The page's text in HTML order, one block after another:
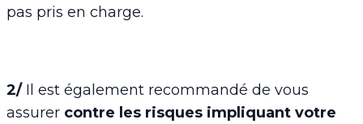
pas pris en charge.
2/Il est également recommandé de vous
assurer contre les risques impliquant votre